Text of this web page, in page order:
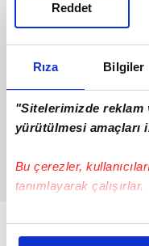
Rıza Bilgiler
"Sitelerimizde reklam
yürütülmesi amaçları
Bu çerezler,
tanımlayarak çalışırlar.
Bu çerezlere izin
Reddet